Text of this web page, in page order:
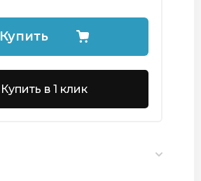
Купить
Купить в 1 клик